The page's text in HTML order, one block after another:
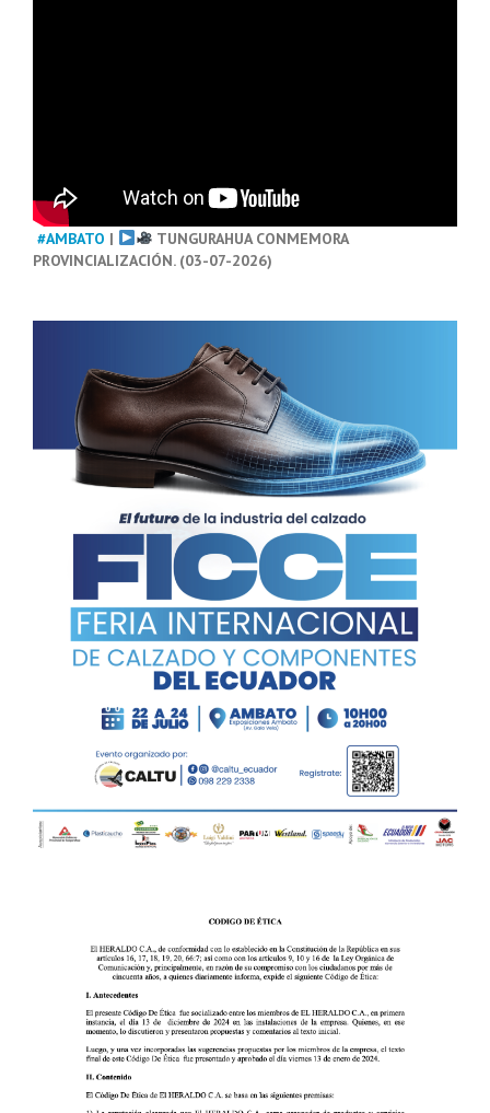
#AMBATO |
TUNGURAHUA CONMEMORA
PROVINCIALIZACIÓN. (03-07-2026)